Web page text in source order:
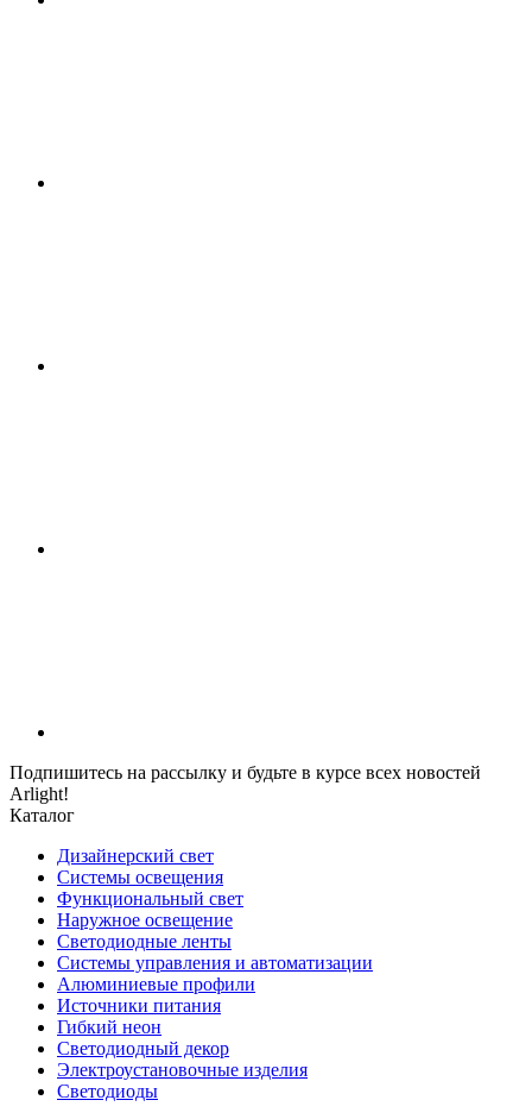
Подпишитесь на рассылку и будьте в курсе всех новостей
Arlight!
Каталог
Дизайнерский свет
Системы освещения
Функциональный свет
Наружное освещение
Светодиодные ленты
Системы управления и автоматизации
Алюминиевые профили
Источники питания
Гибкий неон
Светодиодный декор
Электроустановочные изделия
Светодиоды